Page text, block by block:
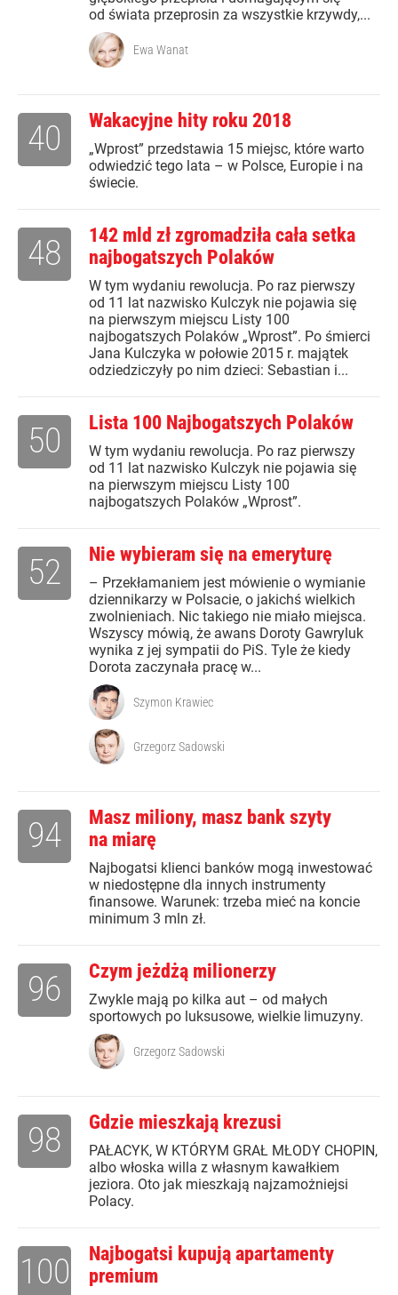
od świata przeprosin za wszystkie krzywdy,...
Ewa Wanat
Wakacyjne hity roku 2018
„Wprost” przedstawia 15 miejsc, które warto
odwiedzić tego lata – w Polsce, Europie i na
świecie.
40
142 mld zł zgromadziła cała setka
najbogatszych Polaków
W tym wydaniu rewolucja. Po raz pierwszy
od 11 lat nazwisko Kulczyk nie pojawia się
na pierwszym miejscu Listy 100
najbogatszych Polaków „Wprost”. Po śmierci
Jana Kulczyka w połowie 2015 r. majątek
odziedziczyły po nim dzieci: Sebastian i...
48
Lista 100 Najbogatszych Polaków
W tym wydaniu rewolucja. Po raz pierwszy
od 11 lat nazwisko Kulczyk nie pojawia się
na pierwszym miejscu Listy 100
najbogatszych Polaków „Wprost”.
50
Nie wybieram się na emeryturę
– Przekłamaniem jest mówienie o wymianie
dziennikarzy w Polsacie, o jakichś wielkich
zwolnieniach. Nic takiego nie miało miejsca.
Wszyscy mówią, że awans Doroty Gawryluk
wynika z jej sympatii do PiS. Tyle że kiedy
Dorota zaczynała pracę w...
52
Szymon Krawiec
Grzegorz Sadowski
Masz miliony, masz bank szyty
na miarę
Najbogatsi klienci banków mogą inwestować
w niedostępne dla innych instrumenty
finansowe. Warunek: trzeba mieć na koncie
minimum 3 mln zł.
94
Czym jeżdżą milionerzy
Zwykle mają po kilka aut – od małych
sportowych po luksusowe, wielkie limuzyny.
96
Grzegorz Sadowski
Gdzie mieszkają krezusi
PAŁACYK, W KTÓRYM GRAŁ MŁODY CHOPIN,
albo włoska willa z własnym kawałkiem
jeziora. Oto jak mieszkają najzamożniejsi
Polacy.
98
Najbogatsi kupują apartamenty
premium
100